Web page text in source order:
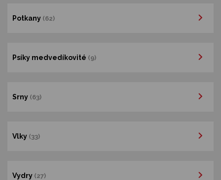
Potkany (62)
Psíky medvedíkovité (9)
Srny (63)
Vlky (33)
Vydry (27)